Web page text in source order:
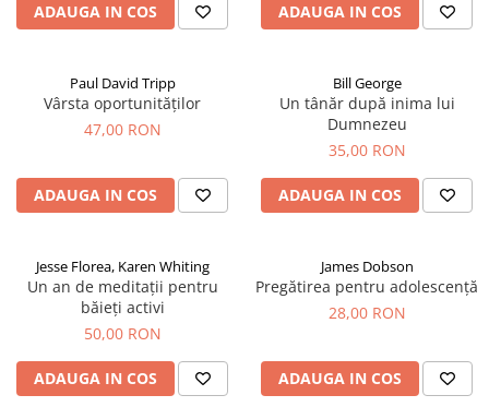
ADAUGA IN COS ADAUGA IN COS
Paul David Tripp
Vârsta oportunităților
47,00 RON
ADAUGA IN COS
Bill George
Un tânăr după inima lui
Dumnezeu
35,00 RON
ADAUGA IN COS
Jesse Florea, Karen Whiting
Un an de meditații pentru
băieți activi
50,00 RON
ADAUGA IN COS
James Dobson
Pregătirea pentru adolescență
28,00 RON
ADAUGA IN COS